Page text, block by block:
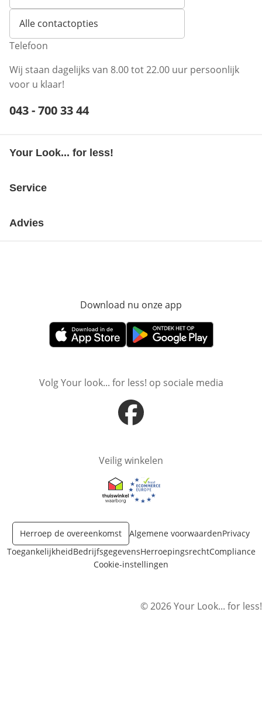
Alle contactopties
Telefoon
Wij staan dagelijks van 8.00 tot 22.00 uur persoonlijk
voor u klaar!
Telefoonnummer:
043 - 700 33 44
Your Look... for less!
Service
Advies
Download nu onze app
Opent in nieuw vensterOpent in nieuw venster
Volg Your look... for less! op sociale media
Opent in nieuw venster
Veilig winkelen
Opent in nieuw venster
Opent in nieuw venster
Herroep de overeenkomst Algemene voorwaardenPrivacy
ToegankelijkheidBedrijfsgegevensHerroepingsrechtCompliance
Cookie-instellingen
© 2026 Your Look... for less!